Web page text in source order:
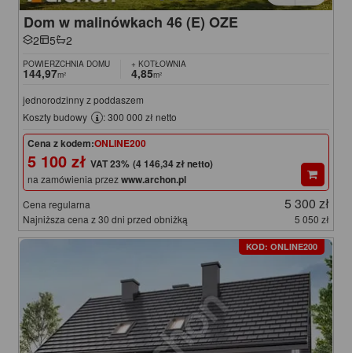
Dom w malinówkach 46 (E) OZE
2 5 2
POWIERZCHNIA DOMU
144,97m²
+ KOTŁOWNIA
4,85m²
jednorodzinny z poddaszem
Koszty budowy
: 300 000 zł netto
Cena z kodem:ONLINE200
5 100 zł (4 146,34 zł netto)
na zamówienia przezwww.archon.pl
Cena regularna 5 300 zł
Najniższa cena z 30 dni przed obniżką 5 050 zł
KOD: ONLINE200